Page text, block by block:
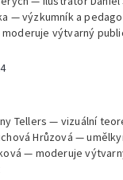
— výzkumník a
moderuje výtvarný
Tellers — vizuální
Hrůzová —
— moderuje